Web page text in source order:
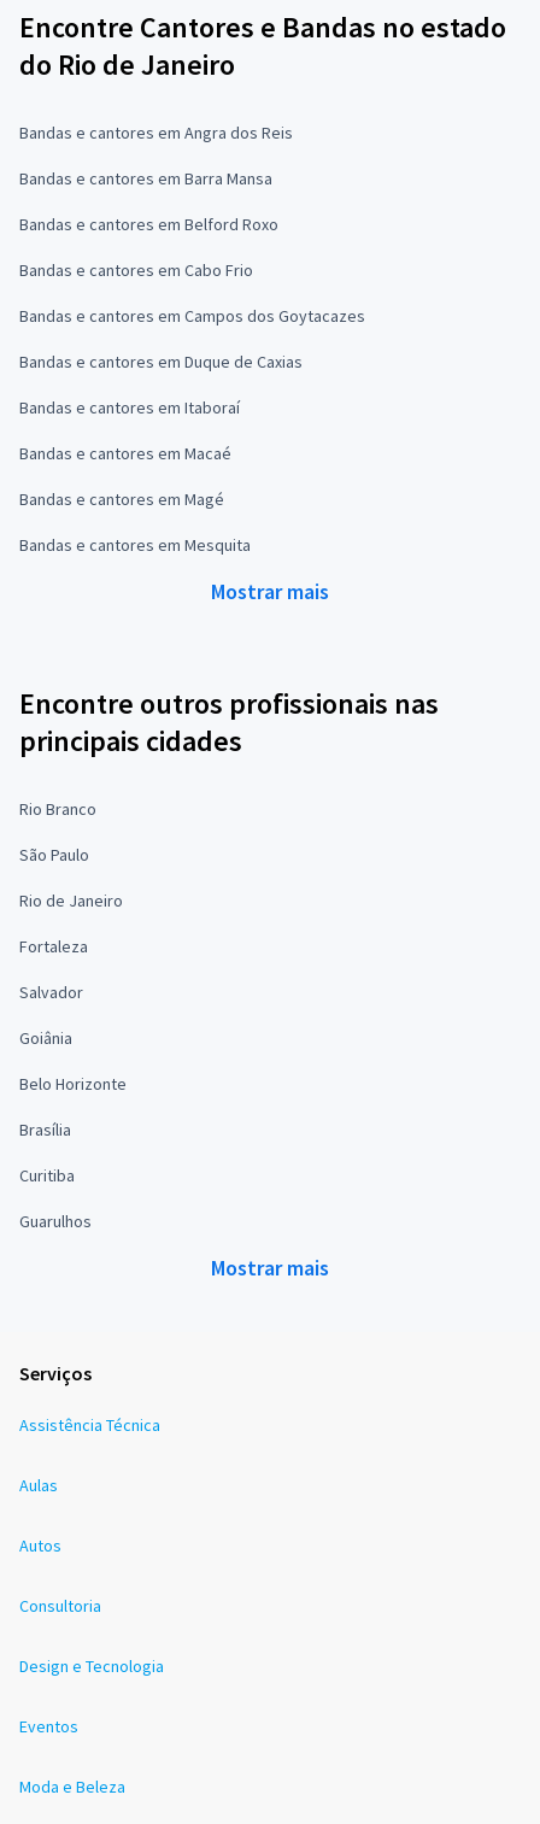
Encontre Cantores e Bandas no estado
do Rio de Janeiro
Bandas e cantores em Angra dos Reis
Bandas e cantores em Barra Mansa
Bandas e cantores em Belford Roxo
Bandas e cantores em Cabo Frio
Bandas e cantores em Campos dos Goytacazes
Bandas e cantores em Duque de Caxias
Bandas e cantores em Itaboraí
Bandas e cantores em Macaé
Bandas e cantores em Magé
Bandas e cantores em Mesquita
Mostrar mais
Encontre outros profissionais nas
principais cidades
Rio Branco
São Paulo
Rio de Janeiro
Fortaleza
Salvador
Goiânia
Belo Horizonte
Brasília
Curitiba
Guarulhos
Mostrar mais
Serviços
Assistência Técnica
Aulas
Autos
Consultoria
Design e Tecnologia
Eventos
Moda e Beleza